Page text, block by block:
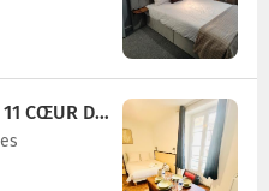
APPARTHOTEL BEAUREGARD 11 CŒUR DE NANTES WIFI